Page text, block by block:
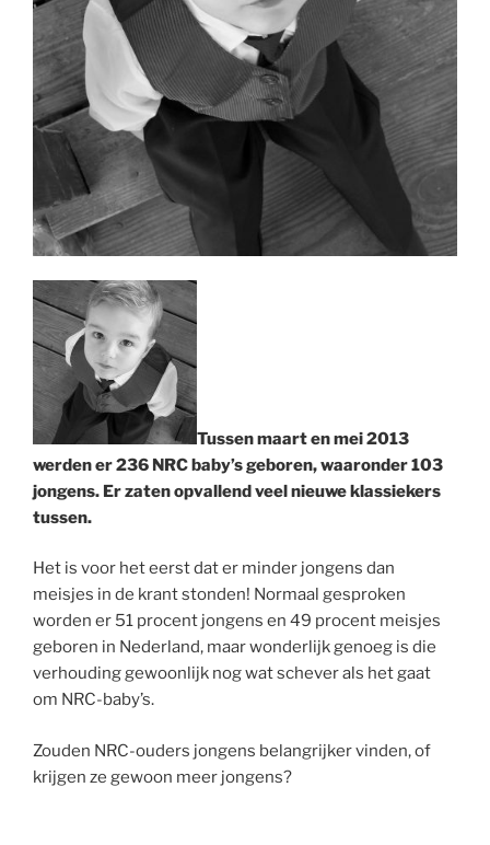
Tussen maart en mei 2013
werden er 236 NRC baby’s geboren, waaronder 103
jongens. Er zaten opvallend veel nieuwe klassiekers
tussen.
Het is voor het eerst dat er minder jongens dan
meisjes in de krant stonden! Normaal gesproken
worden er 51 procent jongens en 49 procent meisjes
geboren in Nederland, maar wonderlijk genoeg is die
verhouding gewoonlijk nog wat schever als het gaat
om NRC-baby’s.
Zouden NRC-ouders jongens belangrijker vinden, of
krijgen ze gewoon meer jongens?